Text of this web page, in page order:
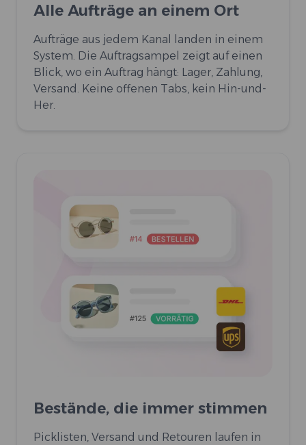
Alle Aufträge an einem Ort
Aufträge aus jedem Kanal landen in einem
System. Die Auftragsampel zeigt auf einen
Blick, wo ein Auftrag hängt: Lager, Zahlung,
Versand. Keine offenen Tabs, kein Hin-und-
Her.
Bestände, die immer stimmen
Picklisten, Versand und Retouren laufen in